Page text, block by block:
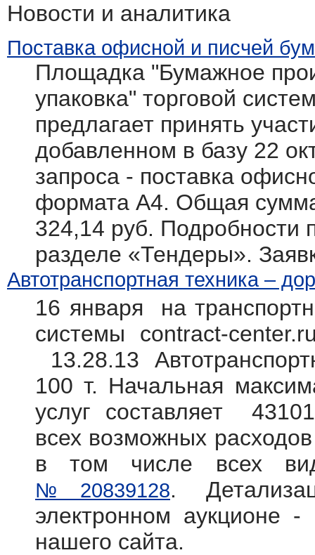
Новости и аналитика
Поставка офисной и писчей
Площадка "Бумажное
упаковка" торговой
предлагает принять
добавленном в базу 22
запроса - поставка
формата А4. Общая
324,14 руб. Подробности
разделе «Тендеры».
Автотранспортная техника –
16 января на
системы contract-
13.28.13
100 т. Начальная
услуг составляет
всех возможных
в том числе всех
№20839128.
электронном аукционе
нашего сайта.